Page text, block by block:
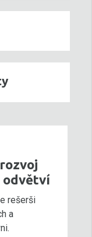
odvětví
rešerši
a